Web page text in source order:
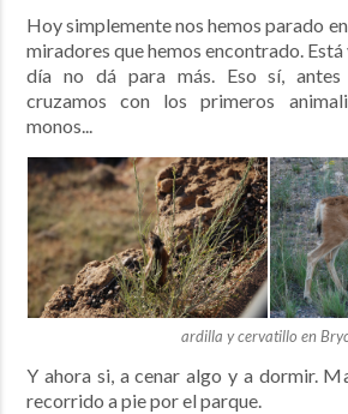
Hoy simplemente nos hemos parado
miradores que hemos encontrado.
día no dá para más. Eso sí, antes
cruzamos con los primeros
monos...
ardilla y cervatillo en
Y ahora si, a cenar algo y a dormir.
recorrido a pie por el parque.